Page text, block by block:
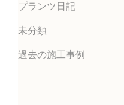
プランツ日記
未分類
過去の施工事例